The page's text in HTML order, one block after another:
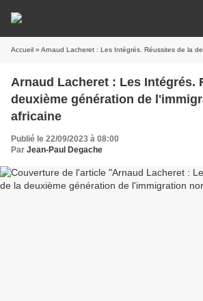
Accueil » Arnaud Lacheret : Les Intégrés. Réussites de la deuxième
Arnaud Lacheret : Les Intégrés.
deuxième génération de
africaine
Publié le 22/09/2023 à 08:00
Par Jean-Paul Degache